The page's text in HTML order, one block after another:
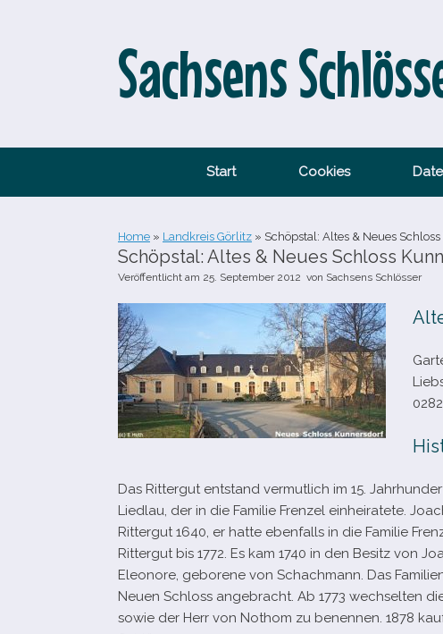
Sachsens
Start Cookies
Home » Landkreis Görlitz » Schöpstal: Altes & Neues
Schöpstal: Altes & Neues Schloss
Veröffentlicht am 25. September 2012 von Sachsens Schlösser
Das Rittergut ent­stand ver­mut­lich im 15.
Liedlau, der in die Familie Frenzel ein­hei­ra­tete.
Rittergut 1640, er hatte eben­falls in die Familie
Rittergut bis 1772. Es kam 1740 in den Besitz von
Eleonore, gebo­rene von Schachmann. Das
Neuen Schloss ange­bracht. Ab 1773 wech­sel­ten
sowie der Herr von Nothom zu benen­nen. 1878